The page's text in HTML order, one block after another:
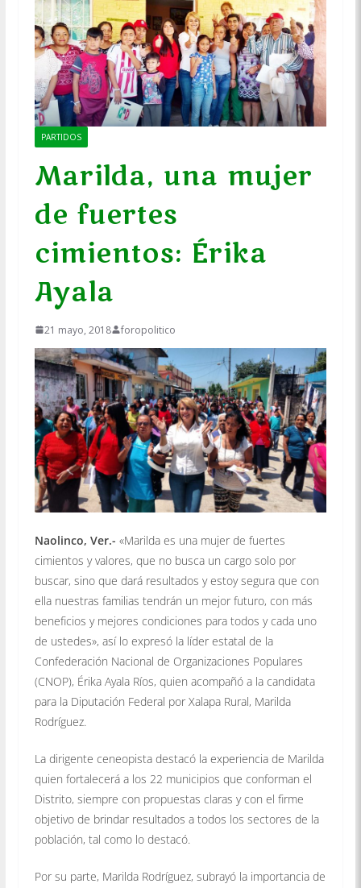
PARTIDOS
Marilda, una mujer
de fuertes
cimientos: Érika
Ayala
21 mayo, 2018 foropolitico
Naolinco, Ver.- «Marilda es una mujer de fuertes
cimientos y valores, que no busca un cargo solo por
buscar, sino que dará resultados y estoy segura que con
ella nuestras familias tendrán un mejor futuro, con más
beneficios y mejores condiciones para todos y cada uno
de ustedes», así lo expresó la líder estatal de la
Confederación Nacional de Organizaciones Populares
(CNOP), Érika Ayala Ríos, quien acompañó a la candidata
para la Diputación Federal por Xalapa Rural, Marilda
Rodríguez.
La dirigente ceneopista destacó la experiencia de Marilda
quien fortalecerá a los 22 municipios que conforman el
Distrito, siempre con propuestas claras y con el firme
objetivo de brindar resultados a todos los sectores de la
población, tal como lo destacó.
Por su parte, Marilda Rodríguez, subrayó la importancia de